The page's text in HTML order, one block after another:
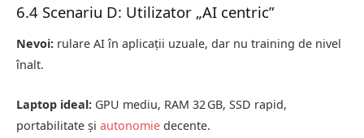
6.4 Scenariu D: Utilizator „AI centric”
Nevoi: rulare AI în aplicații uzuale, dar nu training de nivel
înalt.
Laptop ideal: GPU mediu, RAM 32 GB, SSD rapid,
portabilitate și autonomie decente.